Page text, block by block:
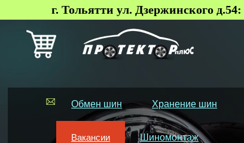
г. Тольятти ул. Дзержинского д.54:
Обмен шин Хранение шин
Вакансии Шиномонтаж